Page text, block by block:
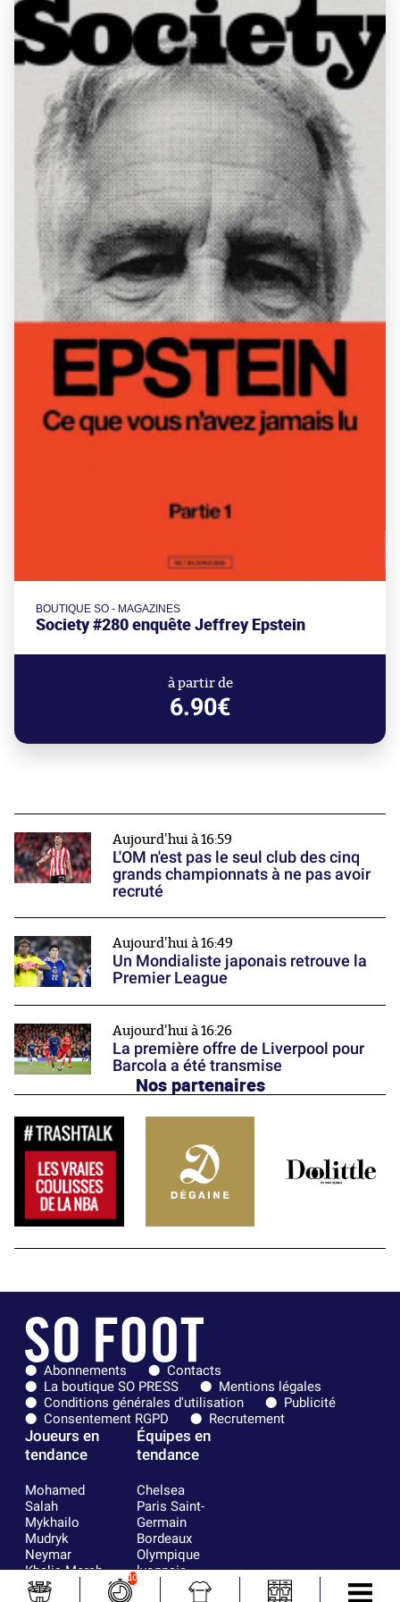
BOUTIQUE SO - MAGAZINES
Society #280 enquête Jeffrey Epstein
à partir de
6.90€
Aujourd'hui à 16:59
L'OM n'est pas le seul club des cinq
grands championnats à ne pas avoir
recruté
Aujourd'hui à 16:49
Un Mondialiste japonais retrouve la
Premier League
Aujourd'hui à 16:26
La première offre de Liverpool pour
Barcola a été transmise
Nos partenaires
Abonnements
Contacts
La boutique SO PRESS
Mentions légales
Conditions générales d'utilisation
Publicité
Consentement RGPD
Recrutement
Joueurs en
tendance
Mohamed
Salah
Mykhailo
Mudryk
Neymar
Khalis Merah
Loïs Openda
Équipes en
tendance
Chelsea
Paris Saint-
Germain
Bordeaux
Olympique
lyonnais
FIFA
10